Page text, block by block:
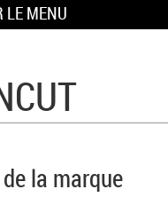
LE MENU
la marque